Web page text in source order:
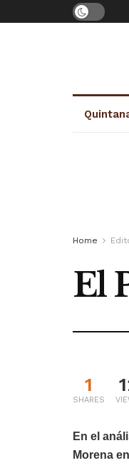
Home
El
1
SHARES
En el
Morena